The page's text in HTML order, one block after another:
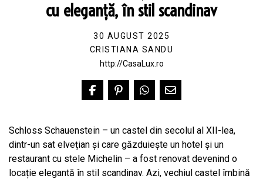
cu eleganță, în stil scandinav
30 AUGUST 2025
CRISTIANA SANDU
http://CasaLux.ro
Schloss Schauenstein – un castel din secolul al XII-lea,
dintr-un sat elvețian și care găzduiește un hotel și un
restaurant cu stele Michelin – a fost renovat devenind o
locație elegantă în stil scandinav. Azi, vechiul castel îmbină